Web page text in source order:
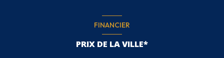
FINANCIER
PRIX DE LA VILLE*